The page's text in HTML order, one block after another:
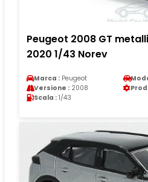
Peugeot 2008 GT
2020 1/43 Norev
Marca : Peugeot
Versione : 2008
Scala : 1/43